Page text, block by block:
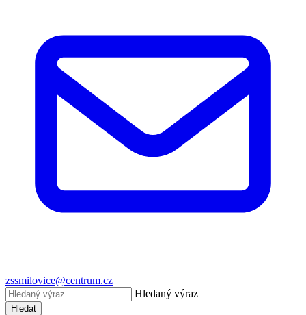
zssmilovice@centrum.cz
Hledaný výraz
Hledat